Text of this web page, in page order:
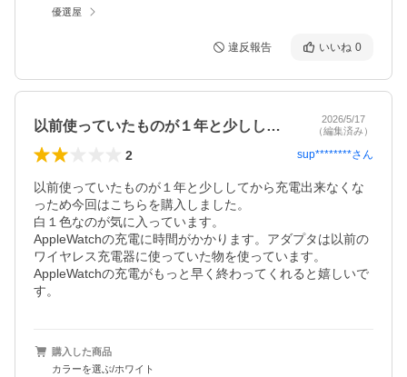
優選屋
違反報告 いいね 0
以前使っていたものが１年と少ししてから…
2026/5/17
（編集済み）
2 sup********さん
以前使っていたものが１年と少ししてから充電出来なくな
っため今回はこちらを購入しました。
白１色なのが気に入っています。
AppleWatchの充電に時間がかかります。アダプタは以前の
ワイヤレス充電器に使っていた物を使っています。
AppleWatchの充電がもっと早く終わってくれると嬉しいで
す。
購入した商品
カラーを選ぶ/ホワイト